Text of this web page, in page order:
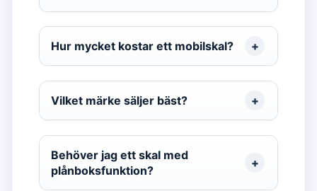
Hur mycket kostar ett mobilskal?
Vilket märke säljer bäst?
Behöver jag ett skal med
plånboksfunktion?